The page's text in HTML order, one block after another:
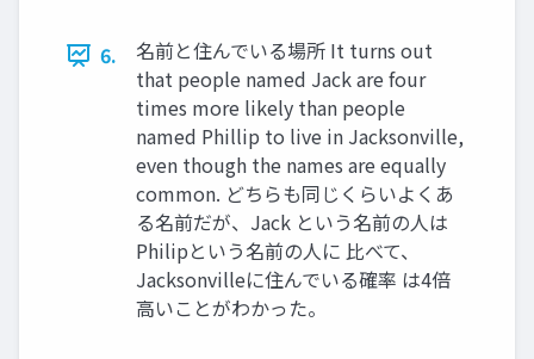
6.
名前と住んでいる場所 It turns out
that people named Jack are four
times more likely than people
named Phillip to live in Jacksonville,
even though the names are equally
common. どちらも同じくらいよくあ
る名前だが、Jack という名前の人は
Philipという名前の人に 比べて、
Jacksonvilleに住んでいる確率 は4倍
高いことがわかった。